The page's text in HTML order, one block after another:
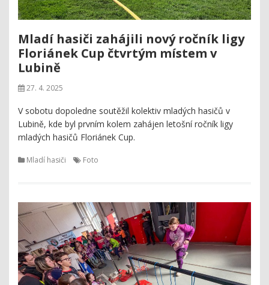
Mladí hasiči zahájili nový ročník ligy
Floriánek Cup čtvrtým místem v
Lubině
27. 4. 2025
V sobotu dopoledne soutěžil kolektiv mladých hasičů v
Lubině, kde byl prvním kolem zahájen letošní ročník ligy
mladých hasičů Floriánek Cup.
Mladí hasiči Foto